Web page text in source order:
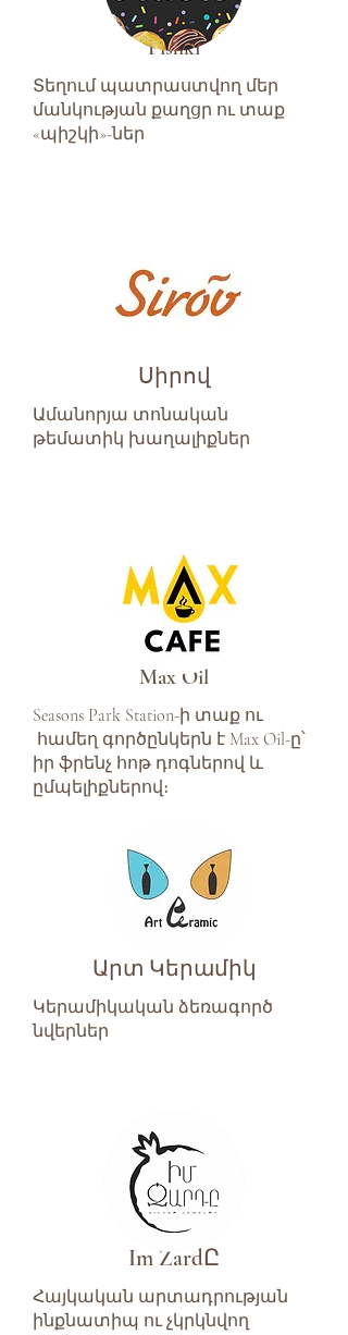
Pishki
Տեղում պատրաստվող մեր
մանկության քաղցր ու տաք
«պիշկի»-ներ
Սիրով
Ամանորյա տոնական
թեմատիկ խաղալիքներ
Max Oil
Seasons Park Station-ի տաք ու
համեղ գործընկերն է Max Oil-ը՝
իր ֆրենչ հոթ դոգներով և
ըմպելիքներով։
Արտ Կերամիկ
Կերամիկական ձեռագործ
նվերներ
Im ZardԸ
Հայկական արտադրության
ինքնատիպ ու չկրկնվող